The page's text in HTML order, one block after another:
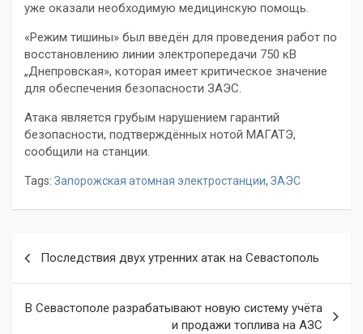
уже оказали необходимую медицинскую помощь.
«Режим тишины» был введён для проведения работ по
восстановлению линии электропередачи 750 кВ
„Днепровская», которая имеет критическое значение
для обеспечения безопасности ЗАЭС.
Атака является грубым нарушением гарантий
безопасности, подтверждённых нотой МАГАТЭ,
сообщили на станции.
Tags: Запорожская атомная электростанции, ЗАЭС
записям
Последствия двух утренних атак на Севастополь
В Севастополе разрабатывают новую систему учёта
и продажи топлива на АЗС